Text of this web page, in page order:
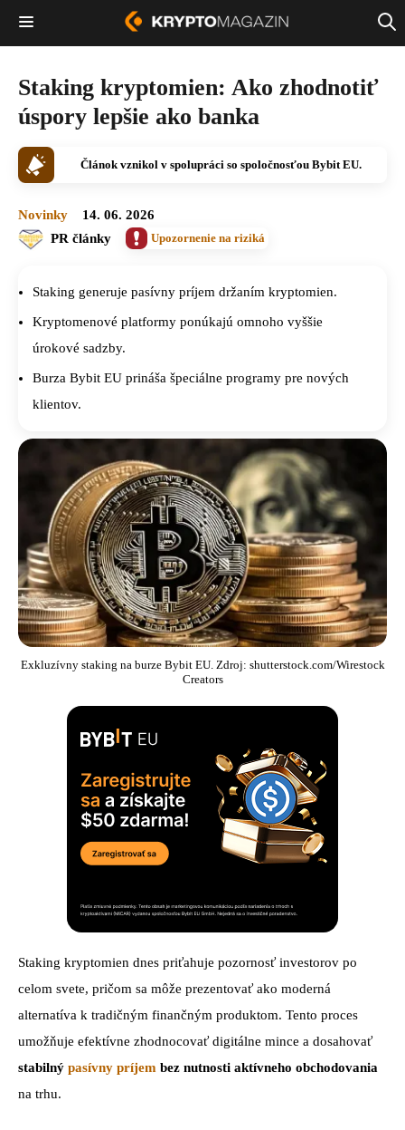
Staking kryptomien: Ako zhodnotiť
úspory lepšie ako banka
Článok vznikol v spolupráci so spoločnosťou Bybit EU.
Novinky
14. 06. 2026
PR články
Upozornenie na riziká
Staking generuje pasívny príjem držaním kryptomien.
Kryptomenové platformy ponúkajú omnoho vyššie
úrokové sadzby.
Burza Bybit EU prináša špeciálne programy pre nových
klientov.
Exkluzívny staking na burze Bybit EU. Zdroj: shutterstock.com/Wirestock
Creators
Staking kryptomien dnes priťahuje pozornosť investorov po
celom svete, pričom sa môže prezentovať ako moderná
alternatíva k tradičným finančným produktom. Tento proces
umožňuje efektívne zhodnocovať digitálne mince a dosahovať
stabilný pasívny príjem bez nutnosti aktívneho obchodovania
na trhu.